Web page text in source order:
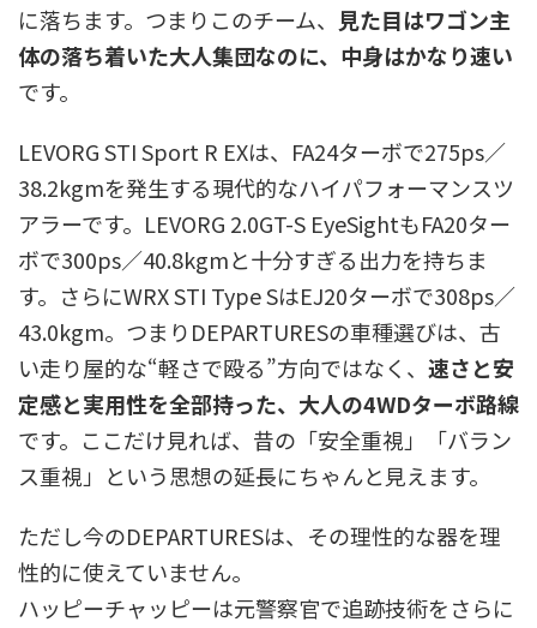
に落ちます。つまりこのチーム、
見た目はワゴン主
体の落ち着いた大人集団なのに、中身はかなり速い
です。
LEVORG STI Sport R EXは、FA24ターボで275ps／
38.2kgmを発生する現代的なハイパフォーマンスツ
アラーです。LEVORG 2.0GT-S EyeSightもFA20ター
ボで300ps／40.8kgmと十分すぎる出力を持ちま
す。さらにWRX STI Type SはEJ20ターボで308ps／
43.0kgm。つまりDEPARTURESの車種選びは、古
い走り屋的な“軽さで殴る”方向ではなく、 速さと安
定感と実用性を全部持った、大人の4WDターボ路線
です。ここだけ見れば、昔の「安全重視」「バラン
ス重視」という思想の延長にちゃんと見えます。
ただし今のDEPARTURESは、その理性的な器を理
性的に使えていません。
ハッピーチャッピーは元警察官で追跡技術をさらに